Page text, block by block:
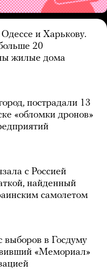
и Харькову.
20
жилые дома
пострадали 13
«обломки дронов»
с Россией
найденный
самолетом
выборов в Госдуму
«Мемориал»